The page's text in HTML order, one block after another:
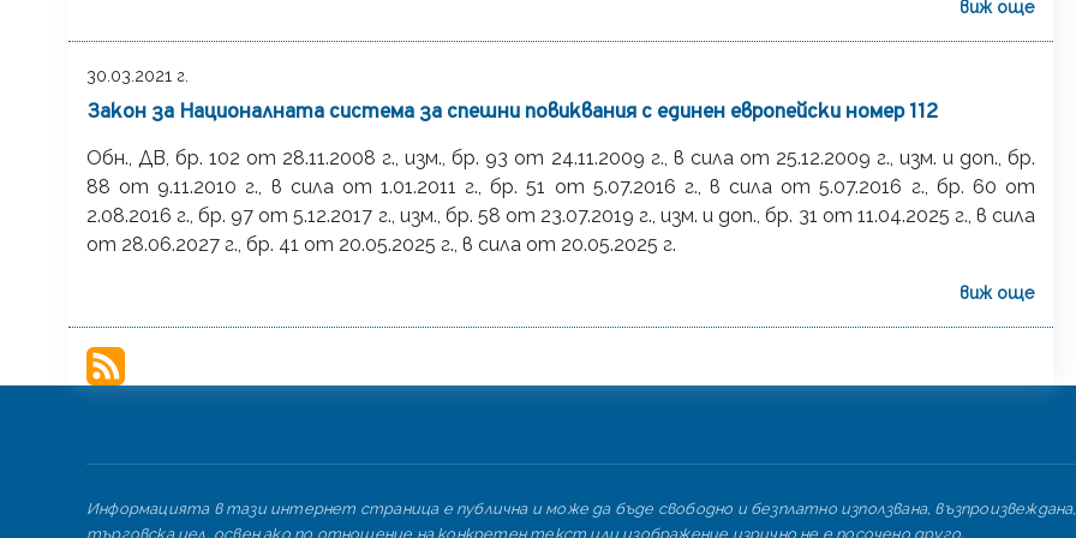
виж още
30.03.2021 г.
Закон за Националната система за спешни повиквания с единен европейски номер 112
Обн., ДВ, бр. 102 от 28.11.2008 г., изм., бр. 93 от 24.11.2009 г., в сила от 25.12.2009 г., изм. и доп., бр.
88 от 9.11.2010 г., в сила от 1.01.2011 г., бр. 51 от 5.07.2016 г., в сила от 5.07.2016 г., бр. 60 от
2.08.2016 г., бр. 97 от 5.12.2017 г., изм., бр. 58 от 23.07.2019 г., изм. и доп., бр. 31 от 11.04.2025 г., в сила
от 28.06.2027 г., бр. 41 от 20.05.2025 г., в сила от 20.05.2025 г.
виж още
Информацията в тази интернет страница е публична и може да бъде свободно и безплатно използвана,
търговска цел, освен ако по отношение на конкретен текст или изображение изрично не е посочено друго.